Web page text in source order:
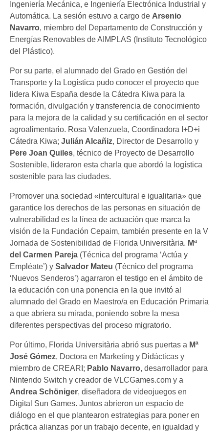
Ingeniería Mecánica, e Ingeniería Electrónica Industrial y
Automática. La sesión estuvo a cargo de Arsenio
Navarro, miembro del Departamento de Construcción y
Energías Renovables de AIMPLAS (Instituto Tecnológico
del Plástico).
Por su parte, el alumnado del Grado en Gestión del
Transporte y la Logística pudo conocer el proyecto que
lidera Kiwa España desde la Cátedra Kiwa para la
formación, divulgación y transferencia de conocimiento
para la mejora de la calidad y su certificación en el sector
agroalimentario. Rosa Valenzuela, Coordinadora I+D+i
Cátedra Kiwa; Julián Alcañiz, Director de Desarrollo y
Pere Joan Quiles, técnico de Proyecto de Desarrollo
Sostenible, lideraron esta charla que abordó la logística
sostenible para las ciudades.
Promover una sociedad «intercultural e igualitaria» que
garantice los derechos de las personas en situación de
vulnerabilidad es la línea de actuación que marca la
visión de la Fundación Cepaim, también presente en la V
Jornada de Sostenibilidad de Florida Universitària. Mª
del Carmen Pareja (Técnica del programa ‘Actúa y
Empléate’) y Salvador Mateu (Técnico del programa
‘Nuevos Senderos’) agarraron el testigo en el ámbito de
la educación con una ponencia en la que invitó al
alumnado del Grado en Maestro/a en Educación Primaria
a que abriera su mirada, poniendo sobre la mesa
diferentes perspectivas del proceso migratorio.
Por último, Florida Universitària abrió sus puertas a Mª
José Gómez, Doctora en Marketing y Didácticas y
miembro de CREARI; Pablo Navarro, desarrollador para
Nintendo Switch y creador de VLCGames.com y a
Andrea Schöniger, diseñadora de videojuegos en
Digital Sun Games. Juntos abrieron un espacio de
diálogo en el que plantearon estrategias para poner en
práctica alianzas por un trabajo decente, en igualdad y